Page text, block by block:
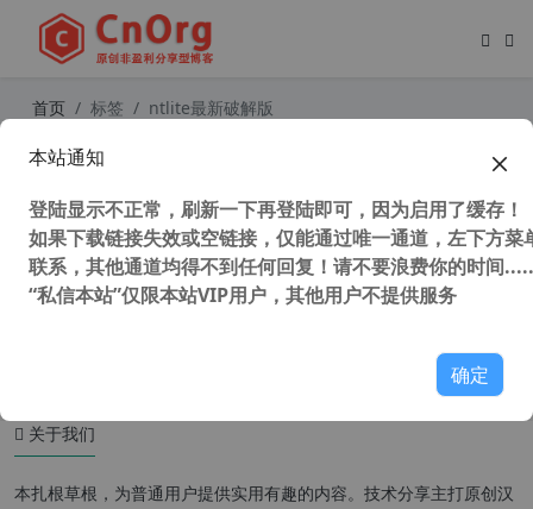
首页 标签 ntlite最新破解版
系统精简利器 NTLite v1.8.0 Build 67
关于我们
本扎根草根，为普通用户提供实用有趣的内容。技术分享主打原创汉
本站通知
登陆显示不正常，刷新一下再登陆即可，因为启用了缓存！
如果下载链接失效或空链接，仅能通过唯一通道，左下方菜
联系，其他通道均得不到任何回复！请不要浪费你的时间
“私信本站”仅限本站VIP用户，其他用户不提供服务
确定